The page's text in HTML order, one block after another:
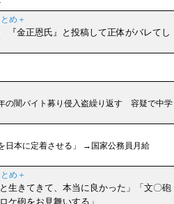
め＋
『金正恩氏』と投稿して正体がバレてし
の闇バイト募り侵入盗繰り返す 容疑で中学
日本に定着させる」 →国家公務員月給
め＋
生きてきて、本当に良かった」「文〇砲
ケ砲をお見舞いする」